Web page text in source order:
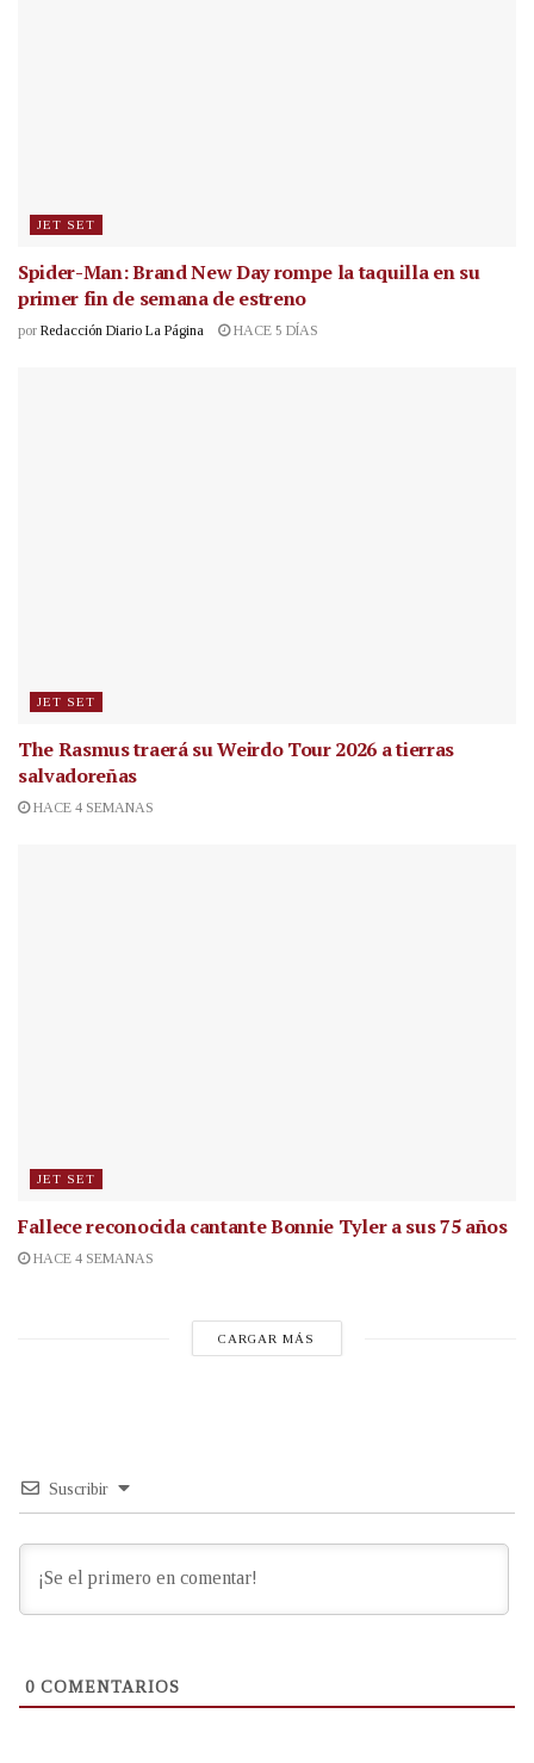
JET SET
Spider-Man: Brand New Day rompe la taquilla en su
primer fin de semana de estreno
por Redacción Diario La Página HACE 5 DÍAS
JET SET
The Rasmus traerá su Weirdo Tour 2026 a tierras
salvadoreñas
HACE 4 SEMANAS
JET SET
Fallece reconocida cantanteBonnie Tyler a sus 75 años
HACE 4 SEMANAS
CARGAR MÁS
Suscribir
0 COMENTARIOS